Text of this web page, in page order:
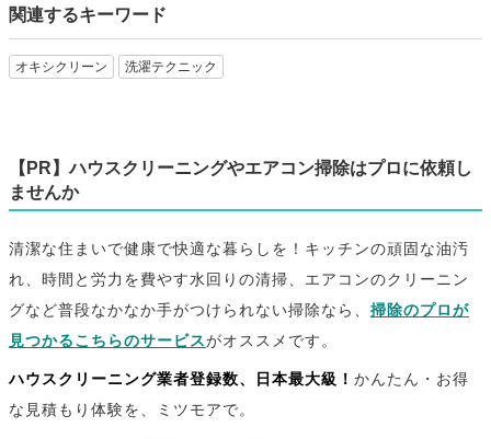
関連するキーワード
オキシクリーン 洗濯テクニック
【PR】ハウスクリーニングやエアコン掃除はプロに依頼し
ませんか
清潔な住まいで健康で快適な暮らしを！キッチンの頑固な油汚
れ、時間と労力を費やす水回りの清掃、エアコンのクリーニン
グなど普段なかなか手がつけられない掃除なら、 掃除のプロが
見つかるこちらのサービスがオススメです。
ハウスクリーニング業者登録数、日本最大級！ かんたん・お得
な見積もり体験を、ミツモアで。